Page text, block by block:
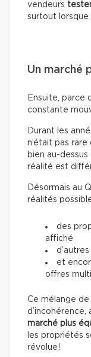
vendeurs
surtout lorsque
Un marché
Ensuite, parce
constante
Durant les
n’était pas
bien au-dessus
réalité est
Désormais au
réalités
des
affiché
et
offres
Ce mélange
d’incohérence,
marché plus
les propriétés
révolue!